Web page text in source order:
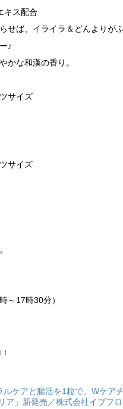
キス配合
せば、イライラ＆どんよりが
♪
かな和漢の香り。
サイズ
サイズ
～17時30分）
ルケアと腸活を1粒で。Wケア
ア」新発売／株式会社イブフ